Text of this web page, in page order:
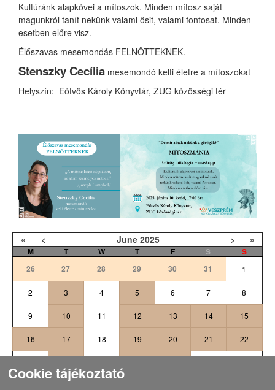
Kultúránk alapkövei a mítoszok. Minden mítosz saját
magunkról tanít nekünk valami ősit, valami fontosat. Minden
esetben előre visz.
Élőszavas mesemondás FELNŐTTEKNEK.
Stenszky Cecília mesemondó kelti életre a mítoszokat
Helyszín: Eötvös Károly Könyvtár, ZUG közösségi tér
« < June 2025 > »
M T W T F S
S
26
27 28 29 30 31 1
2 3 4 5 6 7 8
9 10 11 12 13 14 15
16 17 18 19 20 21 22
Cookie tájékoztató